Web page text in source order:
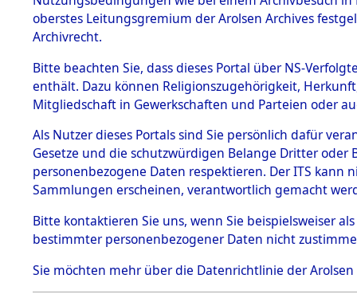
BESTÄNDE
1.
mente
5. Verschiedenes
5.3
Todesmärsche
5.3.1 Alliierte
Erhebungen
zu
Todesmärsch
en
5.3.2
und
0040
oberstes Leitungsgremium der Arolsen Archives
Archivrecht.
Bitte beachten Sie, dass dieses Portal über NS-
enthält. Dazu können Religionszugehörigkeit,
Mitgliedschaft in Gewerkschaften und Parteien oder
Als Nutzer dieses Portals sind Sie persönlich dafür
Gesetze und die schutzwürdigen Belange Dritter
personenbezogene Daten respektieren. Der ITS
Sammlungen erscheinen, verantwortlich gemacht
Bitte kontaktieren Sie uns, wenn Sie beispielsweiser
bestimmter personenbezogener Daten nicht
Sie möchten mehr über die Datenrichtlinie der Arolsen